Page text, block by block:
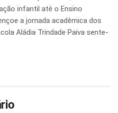
infantil até o Ensino
a jornada acadêmica dos
Aládia Trindade Paiva sente-